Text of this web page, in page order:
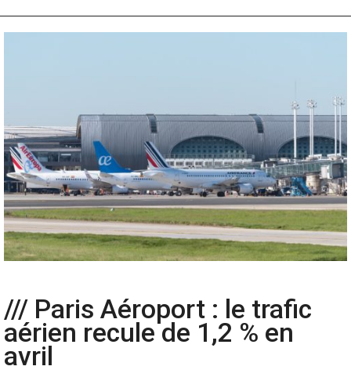
/// Paris Aéroport : le trafic
aérien recule de 1,2 % en
avril